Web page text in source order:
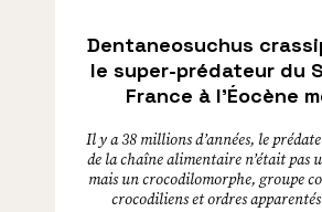
Dentaneosuchus
le super-prédateur du
France à l’Éocène
Il y a 38 millions d’années, le
de la chaîne alimentaire n’était pas
mais un crocodilomorphe, groupe
crocodiliens et ordres